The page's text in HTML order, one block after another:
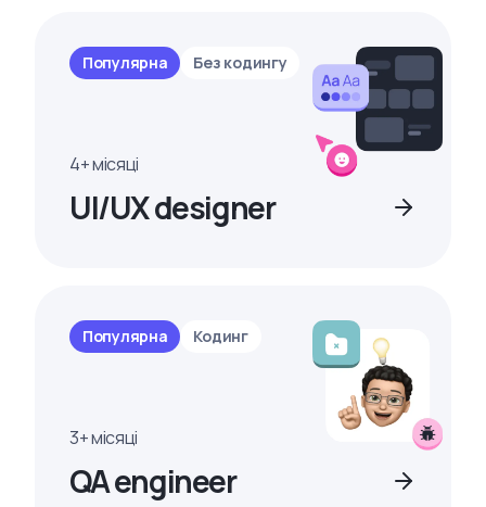
Популярна Без кодингу
4+ місяці
UI/UX designer
Популярна Кодинг
3+ місяці
QA engineer